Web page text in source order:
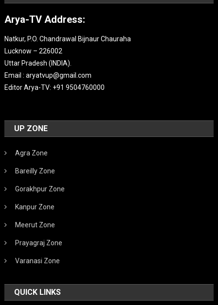
Arya-TV Address:
Natkur, P.O. Chandrawal Bijnaur Chauraha
Lucknow – 226002
Uttar Pradesh (INDIA).
Email : aryatvup@gmail.com
Editor Arya-TV: +91 9504760000
UP ZONE
Agra Zone
Bareilly Zone
Gorakhpur Zone
Kanpur Zone
Meerut Zone
Prayagraj Zone
Varanasi Zone
QUICK LINKS